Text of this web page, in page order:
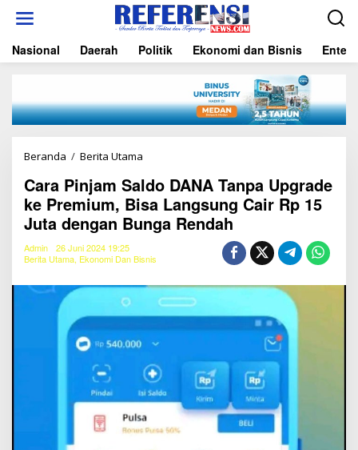
t
Nasional Daerah Politik Ekonomi dan Bisnis
Beranda / Berita Utama
r
a
P
i
j
m
a
l
D
A
N
A
T
Cara Pinjam Saldo DANA Tanpa Upgrade
ke Premium, Bisa Langsung Cair Rp 15
Juta dengan Bunga Rendah
Admin
26 Juni 2024 19:25
Berita Utama, Ekonomi Dan Bisnis